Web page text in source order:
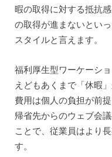
暇の取得に対する抵抗
の取得が進まないとい
スタイルと言えます。
福利厚生型ワーケーシ
えどもあくまで「休暇
費用は個人の負担が前
帰省先からのウェブ会
ことで、従業員はより
す。